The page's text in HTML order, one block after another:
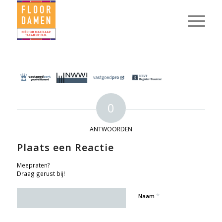
0
ANTWOORDEN
Plaats een Reactie
Meepraten?
Draag gerust bij!
Naam *